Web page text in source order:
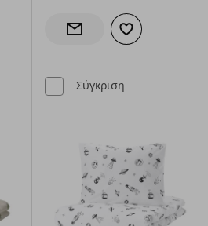
αγαπημέναΕνημέρωση διαθεσιμότητας
Προσθήκη στα
Σύγκριση